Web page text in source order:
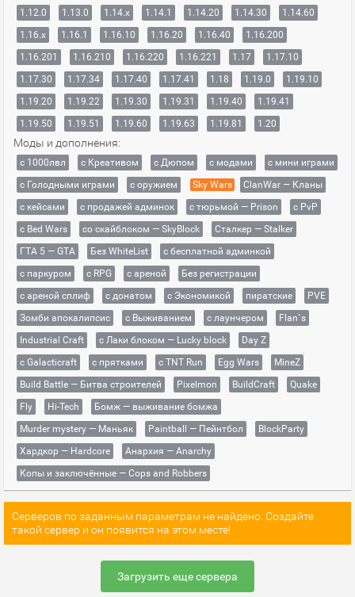
1.12.0
1.13.0 1.14.x 1.14.1 1.14.20 1.14.30
1.14.60
1.16.x
1.16.1 1.16.10 1.16.20 1.16.40
1.16.200
1.16.201
1.16.210 1.16.220 1.16.221 1.17
1.17.10
1.17.30
1.17.34 1.17.40 1.17.41 1.18 1.19.0
1.19.10
1.19.20
1.19.22 1.19.30 1.19.31 1.19.40
1.19.41
1.19.50
1.19.51 1.19.60 1.19.63 1.19.81 1.20
Моды и дополнения:
с 1000лвл c Креативом с Дюпом с модами
с мини играми
с Голодными играми
с оружием Sky Wars
ClanWar — Кланы
с кейсами
с продажей админок с тюрьмой — Prison
с PvP
с Bed Wars
со скайблоком — SkyBlock
Сталкер — Stalker
ГТА 5 — GTA
Без WhiteList
с бесплатной админкой
с паркуром
с RPG с ареной
Без регистрации
с ареной сплиф
с донатом с Экономикой пиратские
PVE
Зомби апокалипсис
с Выживанием с лаунчером
Flan`s
Industrial Craft
с Лаки блоком — Lucky block
Day Z
с Galacticraft
с прятками с TNT Run Egg Wars
MineZ
Build Battle — Битва строителей
Pixelmon BuildCraft
Quake
Fly
Hi-Tech
Бомж — выживание бомжа
Murder mystery — Маньяк
Paintball — Пейнтбол
BlockParty
Хардкор — Hardcore
Анархия — Anarchy
Копы и заключённые — Cops and Robbers
Серверов по заданным параметрам не найдено. Создайте
такой сервер и он появится на этом месте!
Загрузить еще сервера